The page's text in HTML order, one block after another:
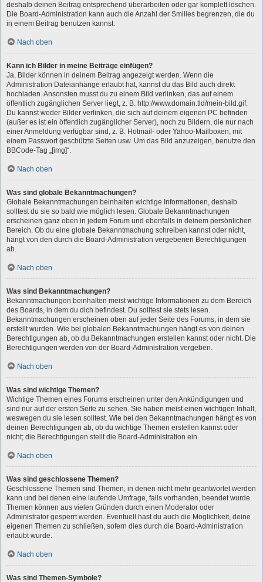
deshalb deinen Beitrag entsprechend überarbeiten oder gar komplett löschen.
Die Board-Administration kann auch die Anzahl der Smilies begrenzen, die du
in einem Beitrag benutzen kannst.
Nach oben
Kann ich Bilder in meine Beiträge einfügen?
Ja, Bilder können in deinem Beitrag angezeigt werden. Wenn die
Administration Dateianhänge erlaubt hat, kannst du das Bild auch direkt
hochladen. Ansonsten musst du zu einem Bild verlinken, das auf einem
öffentlich zugänglichen Server liegt, z. B. http://www.domain.tld/mein-bild.gif.
Du kannst weder Bilder verlinken, die sich auf deinem eigenen PC befinden
(außer es ist ein öffentlich zugänglicher Server), noch zu Bildern, die nur nach
einer Anmeldung verfügbar sind, z. B. Hotmail- oder Yahoo-Mailboxen, mit
einem Passwort geschützte Seiten usw. Um das Bild anzuzeigen, benutze den
BBCode-Tag „[img]“.
Nach oben
Was sind globale Bekanntmachungen?
Globale Bekanntmachungen beinhalten wichtige Informationen, deshalb
solltest du sie so bald wie möglich lesen. Globale Bekanntmachungen
erscheinen ganz oben in jedem Forum und ebenfalls in deinem persönlichen
Bereich. Ob du eine globale Bekanntmachung schreiben kannst oder nicht,
hängt von den durch die Board-Administration vergebenen Berechtigungen
ab.
Nach oben
Was sind Bekanntmachungen?
Bekanntmachungen beinhalten meist wichtige Informationen zu dem Bereich
des Boards, in dem du dich befindest. Du solltest sie stets lesen.
Bekanntmachungen erscheinen oben auf jeder Seite des Forums, in dem sie
erstellt wurden. Wie bei globalen Bekanntmachungen hängt es von deinen
Berechtigungen ab, ob du Bekanntmachungen erstellen kannst oder nicht. Die
Berechtigungen werden von der Board-Administration vergeben.
Nach oben
Was sind wichtige Themen?
Wichtige Themen eines Forums erscheinen unter den Ankündigungen und
sind nur auf der ersten Seite zu sehen. Sie haben meist einen wichtigen Inhalt,
weswegen du sie lesen solltest. Wie bei den Bekanntmachungen hängt es von
deinen Berechtigungen ab, ob du wichtige Themen erstellen kannst oder
nicht; die Berechtigungen stellt die Board-Administration ein.
Nach oben
Was sind geschlossene Themen?
Geschlossene Themen sind Themen, in denen nicht mehr geantwortet werden
kann und bei denen eine laufende Umfrage, falls vorhanden, beendet wurde.
Themen können aus vielen Gründen durch einen Moderator oder
Administrator gesperrt werden. Eventuell hast du auch die Möglichkeit, deine
eigenen Themen zu schließen, sofern dies durch die Board-Administration
erlaubt wurde.
Nach oben
Was sind Themen-Symbole?